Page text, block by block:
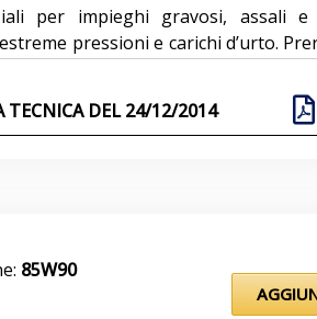
per impieghi gravosi, assali
pressioni e carichi d’urto.
prestazioni sempre più
coppie più elevate ,i carichi
Prerogative Vantaggi e
antifrizionali Efficace prestazione
TECNICA DEL 24/12/2014
85W90